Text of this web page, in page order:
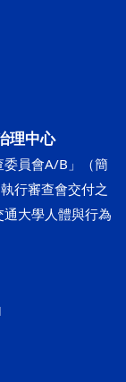
理中心
員會A/B」（簡
行審查會交付之
大學人體與行為